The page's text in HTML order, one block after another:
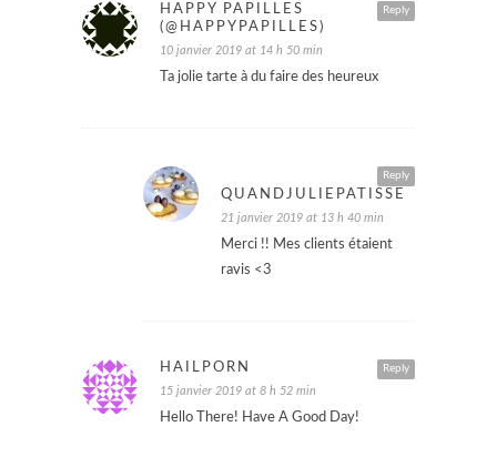
Reply
HAPPY PAPILLES
(@HAPPYPAPILLES)
10 janvier 2019 at 14 h 50 min
Ta jolie tarte à du faire des heureux
Reply
QUANDJULIEPATISSE
21 janvier 2019 at 13 h 40 min
Merci !! Mes clients étaient
ravis <3
Reply
HAILPORN
15 janvier 2019 at 8 h 52 min
Hello There! Have A Good Day!